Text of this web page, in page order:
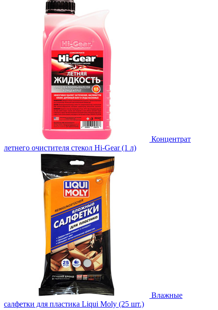
Концентрат
летнего очистителя стекол Hi-Gear (1 л)
Влажные
салфетки для пластика Liqui Moly (25 шт.)